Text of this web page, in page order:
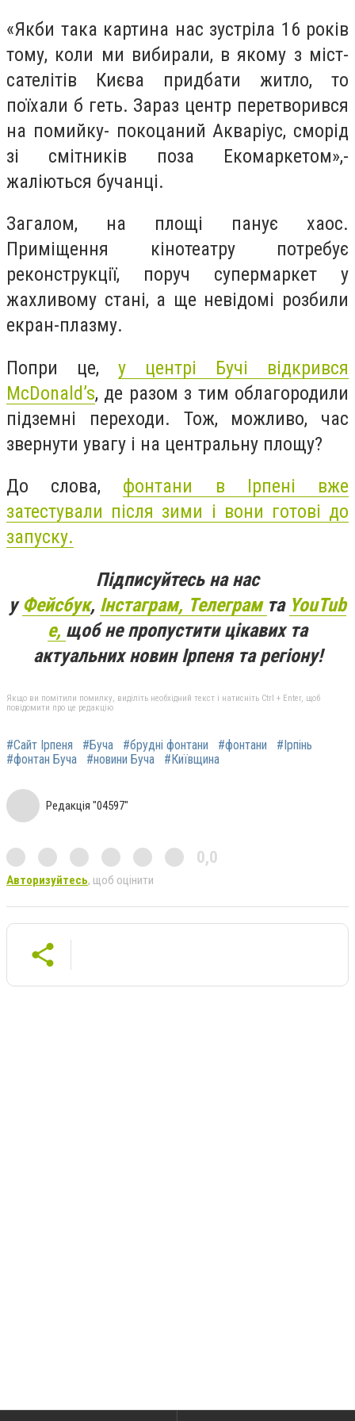
«Якби така картина нас зустріла 16 років
тому, коли ми вибирали, в якому з міст-
сателітів Києва придбати житло, то
поїхали б геть. Зараз центр перетворився
на помийку- покоцаний Акваріус, сморід
зі смітників поза Екомаркетом»,-
жаліються бучанці.
Загалом, на площі панує хаос.
Приміщення кінотеатру потребує
реконструкції, поруч супермаркет у
жахливому стані, а ще невідомі розбили
екран-плазму.
Попри це, у центрі Бучі відкрився
McDonald’s, де разом з тим облагородили
підземні переходи. Тож, можливо, час
звернути увагу і на центральну площу?
До слова, фонтани в Ірпені вже
затестували після зими і вони готові до
запуску.
Підписуйтесь на нас
уФейсбук, Інстаграм, Телеграм та YouTub
e, щоб не пропустити цікавих та
актуальних новин Ірпеня та регіону!
Якщо ви помітили помилку, виділіть необхідний текст і натисніть Ctrl + Enter, щоб
повідомити про це редакцію
#Сайт Ірпеня #Буча #брудні фонтани #фонтани
#Ірпінь
#фонтан Буча
#новини Буча #Київщина
Редакція "04597"
0,0
Авторизуйтесь, щоб оцінити